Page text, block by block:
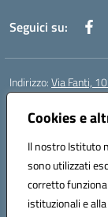
Cookies e
Il nostro Istituto
sono utilizzati
corretto
istituzionali e
Seguici su:
Indirizzo:Via Fanti,
Centralino:
Posta elettronica
Codice fiscale:
Codice
Codice Indice delle
Codice unico di